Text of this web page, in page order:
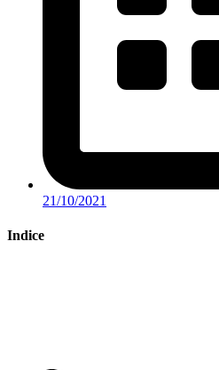
21/10/2021
Indice